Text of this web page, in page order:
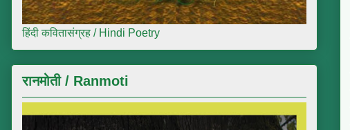
हिंदी कवितासंग्रह / Hindi Poetry
रानमोती / Ranmoti